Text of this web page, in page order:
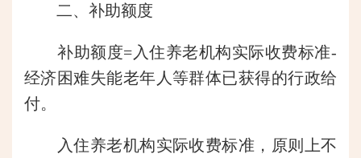
二、补助额度
补助额度=入住养老机构实际收费标准-
经济困难失能老年人等群体已获得的行政给
付。
入住养老机构实际收费标准，原则上不